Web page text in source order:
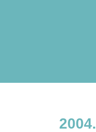
2004.